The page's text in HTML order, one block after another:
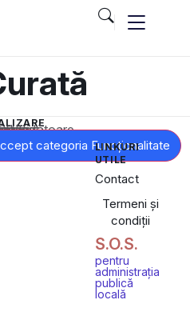
categoria Funcționalitate
LINKURI
UTILE
Contact
Termeni și
condiții
S.O.S.
pentru
administrația
publică
locală